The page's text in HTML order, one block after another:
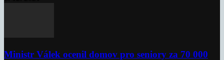
Ministr Válek ocenil domov pro seniory za 70 000